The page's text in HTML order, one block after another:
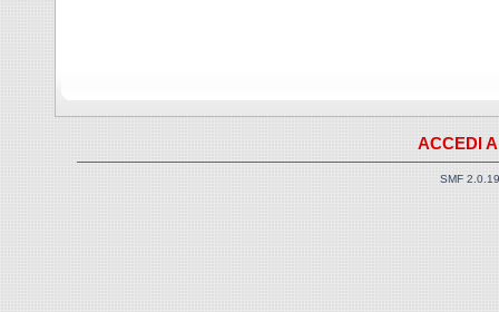
ACCEDI
SMF 2.0.19